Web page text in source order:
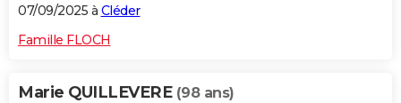
07/09/2025 à Cléder
Famille FLOCH
Marie QUILLEVERE (98 ans)